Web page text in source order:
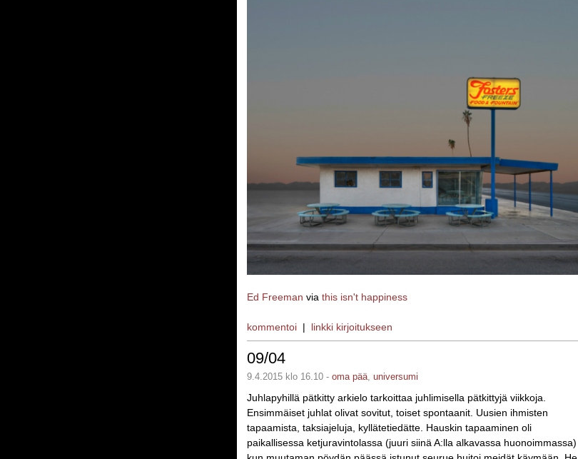
Ed Freeman via this isn't happiness
kommentoi | linkki kirjoitukseen
09/04
9.4.2015 klo 16.10 - oma pää, universumi
Juhlapyhillä pätkitty arkielo tarkoittaa juhlimisella pätkittyjä viikkoja.
Ensimmäiset juhlat olivat sovitut, toiset spontaanit. Uusien ihmisten
tapaamista, taksiajeluja, kyllätetiedätte. Hauskin tapaaminen oli
paikallisessa ketjuravintolassa (juuri siinä A:lla alkavassa huonoimmassa)